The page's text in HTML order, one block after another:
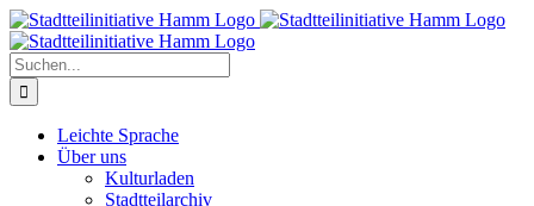
Zum
Inhalt
springen
Suche
nach:
Leichte Sprache
Über uns
Kulturladen
Stadtteilarchiv